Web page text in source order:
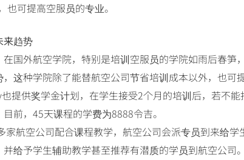
也可提高空服员的专业。
来趋势
在国外航空学院，特别是培训空服员的学院如雨后春笋
这种学院除了能替航空公司节省培训成本以外，也可
提供奖学金计划，在学生接受2个月的培训后，若不
前，45天课程的学费为8888令吉。
家航空公司配合课程教学，航空公司会派专员到来给
并给予学生辅助教学甚至推荐有潜质的学员到航空公司